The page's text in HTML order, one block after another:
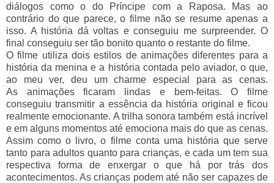
diálogos como o do Príncipe com a Raposa. Mas ao
contrário do que parece, o filme não se resume apenas a
isso. A história dá voltas e conseguiu me surpreender. O
final conseguiu ser tão bonito quanto o restante do filme.
O filme utiliza dois estilos de animações diferentes para a
história da menina e a história contada pelo aviador, o que,
ao meu ver, deu um charme especial para as cenas.
As animações ficaram lindas e bem-feitas. O filme
conseguiu transmitir a essência da história original e ficou
realmente emocionante. A trilha sonora também está incrível
e em alguns momentos até emociona mais do que as cenas.
Assim como o livro, o filme conta uma história que serve
tanto para adultos quanto para crianças, e cada um tem sua
respectiva forma de enxergar o que há por trás dos
acontecimentos. As crianças podem até não ser capazes de